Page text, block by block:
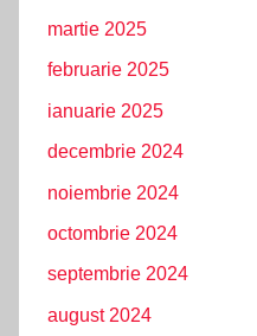
martie 2025
februarie 2025
ianuarie 2025
decembrie 2024
noiembrie 2024
octombrie 2024
septembrie 2024
august 2024